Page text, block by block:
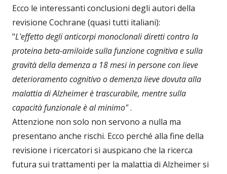
Ecco le interessanti conclusioni degli autori della
revisione Cochrane (quasi tutti italiani):
"L'effetto degli anticorpi monoclonali diretti contro la
proteina beta-amiloide sulla funzione cognitiva e sulla
gravità della demenza a 18 mesi in persone con lieve
deterioramento cognitivo o demenza lieve dovuta alla
malattia di Alzheimer è trascurabile, mentre sulla
capacità funzionale è al minimo".
Attenzione non solo non servono a nulla ma
presentano anche rischi. Ecco perché alla fine della
revisione i ricercatori si auspicano che la ricerca
futura sui trattamenti per la malattia di Alzheimer si